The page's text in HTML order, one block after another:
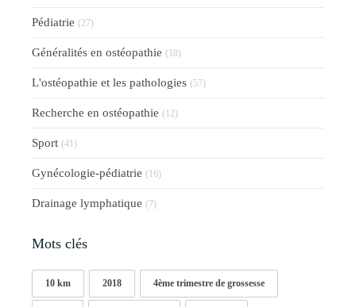
Pédiatrie (27)
Généralités en ostéopathie (18)
L'ostéopathie et les pathologies (57)
Recherche en ostéopathie (12)
Sport (41)
Gynécologie-pédiatrie (16)
Drainage lymphatique (7)
Mots clés
10 km 2018 4ème trimestre de grossesse